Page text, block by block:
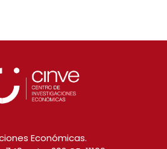
Económicas.